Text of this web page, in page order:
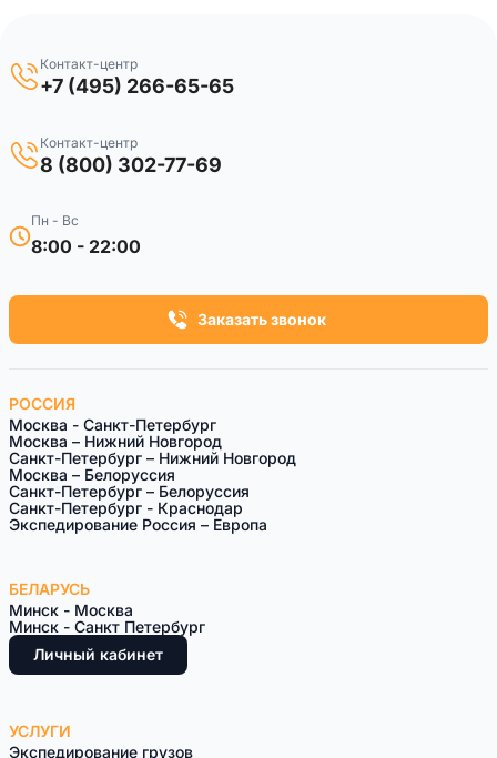
Контакт-центр
+7 (495) 266-65-65
Контакт-центр
8 (800) 302-77-69
Пн - Вс
8:00 - 22:00
Заказать звонок
РОССИЯ
Москва - Санкт-Петербург
Москва – Нижний Новгород
Санкт-Петербург – Нижний Новгород
Москва – Белоруссия
Санкт-Петeрбург – Белоруссия
Санкт-Петербург - Краснодар
Экспедирование Россия – Европа
БЕЛАРУСЬ
Минск - Москва
Минск - Санкт Петербург
Личный кабинет
УСЛУГИ
Экспедирование грузов